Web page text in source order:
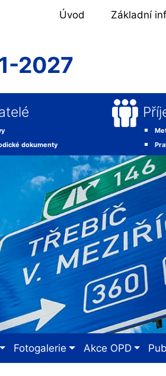
Úvod Základní
2027
dokumenty
Fotogalerie Akce OPD